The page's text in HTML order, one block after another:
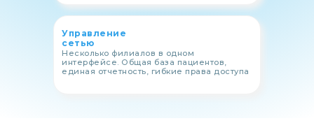
Управление
сетью
Несколько филиалов в одном
интерфейсе. Общая база пациентов,
единая отчетность, гибкие права доступа